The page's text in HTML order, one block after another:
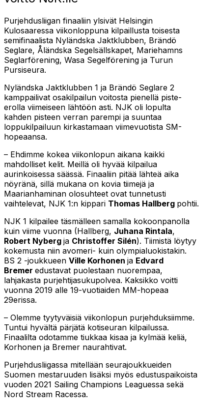
Purjehdusliigan finaaliin ylsivät Helsingin
Kulosaaressa viikonloppuna kilpaillusta toisesta
semifinaalista Nyländska Jaktklubben, Brändö
Seglare, Åländska Segelsällskapet, Mariehamns
Seglarförening, Wasa Segelförening ja Turun
Pursiseura.
Nyländska Jaktklubben 1 ja Brändö Seglare 2
kamppailivat osakilpailun voitosta pienellä piste-
erolla viimeiseen lähtöön asti. NJK oli lopulta
kahden pisteen verran parempi ja suuntaa
loppukilpailuun kirkastamaan viimevuotista SM-
hopeaansa.
– Ehdimme kokea viikonlopun aikana kaikki
mahdolliset kelit. Meillä oli hyvää kilpailua
aurinkoisessa säässä. Finaaliin pitää lähteä aika
nöyränä, sillä mukana on kovia tiimejä ja
Maarianhaminan olosuhteet ovat tunnetusti
vaihtelevat, NJK 1:n kippari Thomas Hallberg pohtii.
NJK 1 kilpailee täsmälleen samalla kokoonpanolla
kuin viime vuonna (Hallberg, Juhana Rintala,
Robert Nyberg ja Christoffer Silén). Tiimistä löytyy
kokemusta niin avomeri- kuin olympialuokistakin.
BS 2 -joukkueen Ville Korhonen ja Edvard
Bremer edustavat puolestaan nuorempaa,
lahjakasta purjehtijasukupolvea. Kaksikko voitti
vuonna 2019 alle 19-vuotiaiden MM-hopeaa
29erissa.
– Olemme tyytyväisiä viikonlopun purjehduksiimme.
Tuntui hyvältä pärjätä kotiseuran kilpailussa.
Finaalilta odotamme tiukkaa kisaa ja kylmää keliä,
Korhonen ja Bremer naurahtivat.
Purjehdusliigassa mitellään seurajoukkueiden
Suomen mestaruuden lisäksi myös edustuspaikoista
vuoden 2021 Sailing Champions Leaguessa sekä
Nord Stream Racessa.